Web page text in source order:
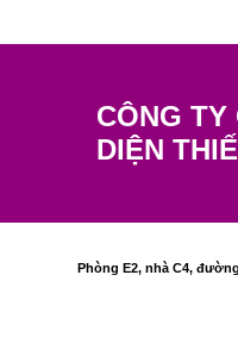
CÔNG
DIỆN
Phòng E2, nhà C4,